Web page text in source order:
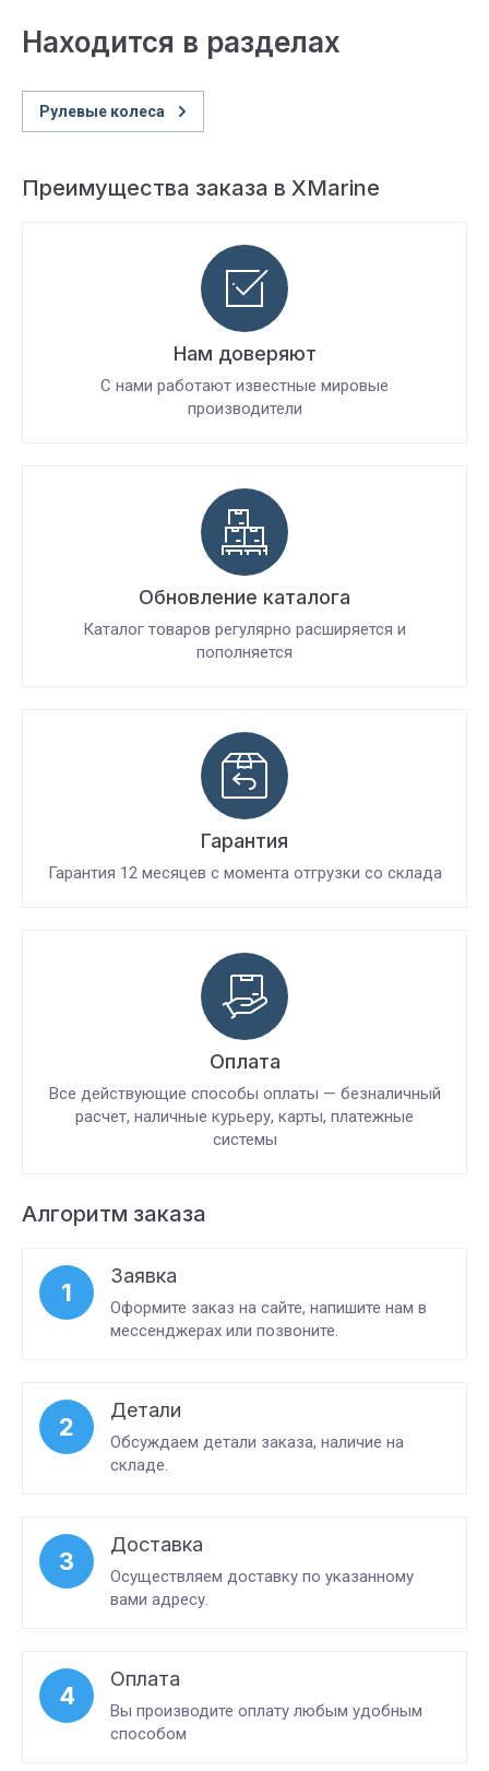
Находится в разделах
Рулевые колеса
Преимущества заказа в XMarine
Нам доверяют
С нами работают известные мировые
производители
Обновление каталога
Каталог товаров регулярно расширяется и
пополняется
Гарантия
Гарантия 12 месяцев с момента отгрузки со склада
Оплата
Все действующие способы оплаты — безналичный
расчет, наличные курьеру, карты, платежные
системы
Алгоритм заказа
1
Заявка
Оформите заказ на сайте, напишите нам в
мессенджерах или позвоните.
2
Детали
Обсуждаем детали заказа, наличие на
складе.
3
Доставка
Осуществляем доставку по указанному
вами адресу.
4
Оплата
Вы производите оплату любым удобным
способом